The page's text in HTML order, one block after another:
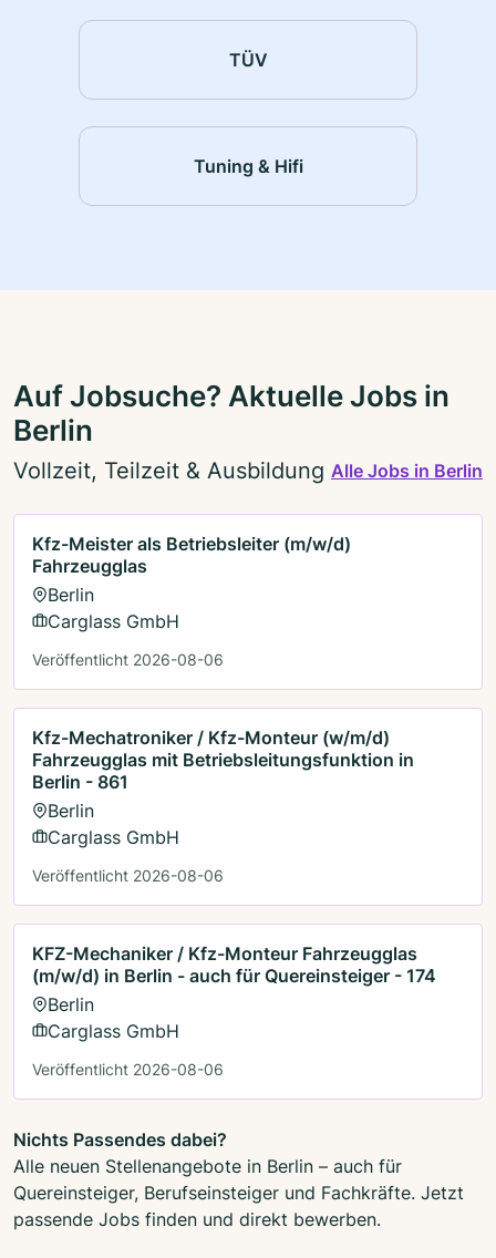
TÜV
Tuning & Hifi
Auf Jobsuche? Aktuelle Jobs in
Berlin
Vollzeit, Teilzeit & Ausbildung Alle Jobs in Berlin
Kfz-Meister als Betriebsleiter (m/w/d)
Fahrzeugglas
Berlin
Carglass GmbH
Veröffentlicht 2026-08-06
Kfz-Mechatroniker / Kfz-Monteur (w/m/d)
Fahrzeugglas mit Betriebsleitungsfunktion in
Berlin - 861
Berlin
Carglass GmbH
Veröffentlicht 2026-08-06
KFZ-Mechaniker / Kfz-Monteur Fahrzeugglas
(m/w/d) in Berlin - auch für Quereinsteiger - 174
Berlin
Carglass GmbH
Veröffentlicht 2026-08-06
Nichts Passendes dabei?
Alle neuen Stellenangebote in Berlin – auch für
Quereinsteiger, Berufseinsteiger und Fachkräfte. Jetzt
passende Jobs finden und direkt bewerben.